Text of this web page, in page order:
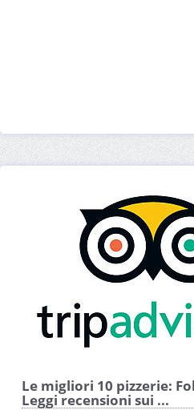
Le migliori 10 pizzerie:
Leggi recensioni sui ...